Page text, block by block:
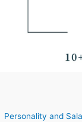
Personality and